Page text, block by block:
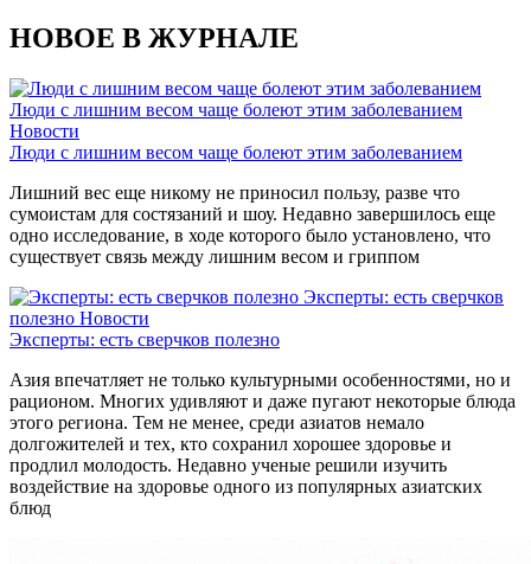
НОВОЕ В ЖУРНАЛЕ
Люди с лишним весом чаще болеют этим заболеванием
Новости
Люди с лишним весом чаще болеют этим заболеванием
Лишний вес еще никому не приносил пользу, разве что
сумоистам для состязаний и шоу. Недавно завершилось еще
одно исследование, в ходе которого было установлено, что
существует связь между лишним весом и гриппом
Эксперты: есть сверчков
полезно Новости
Эксперты: есть сверчков полезно
Азия впечатляет не только культурными особенностями, но и
рационом. Многих удивляют и даже пугают некоторые блюда
этого региона. Тем не менее, среди азиатов немало
долгожителей и тех, кто сохранил хорошее здоровье и
продлил молодость. Недавно ученые решили изучить
воздействие на здоровье одного из популярных азиатских
блюд